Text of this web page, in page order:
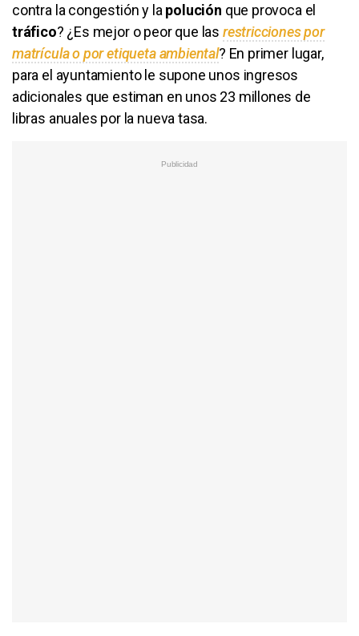
contra la congestión y la polución que provoca el
tráfico? ¿Es mejor o peor que las restricciones por
matrícula o por etiqueta ambiental? En primer lugar,
para el ayuntamiento le supone unos ingresos
adicionales que estiman en unos 23 millones de
libras anuales por la nueva tasa.